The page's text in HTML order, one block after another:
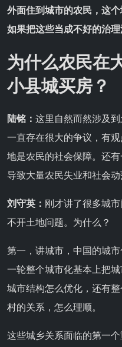
外面住到城市的农民，这
如果把这些当成不好的治
为什么农民在
小县城买房？
陆铭： 这里自然而然涉及
一直存在很大的争议，有
地是农民的社会保障。还
导致大量农民失业和社会
刘守英： 刚才讲了很多城
不开土地问题。为什么？
第一，讲城市，中国的城
一轮整个城市化基本上把
城市结构怎么优化，还有
村的关系，怎么理顺。
这些城乡关系面临的第一